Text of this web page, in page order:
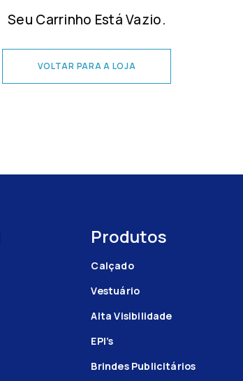
Seu Carrinho Está Vazio.
VOLTAR PARA A LOJA
Produtos
Calçado
Vestuário
Alta Visibilidade
EPI’s
Brindes Publicitários